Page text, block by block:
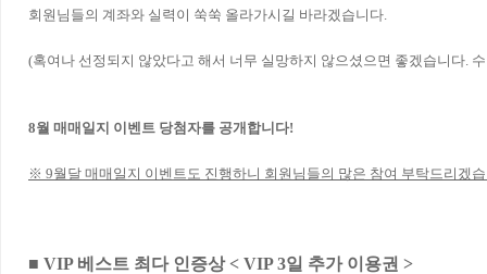
회원님들의 계좌와 실력이 쑥쑥 올라가시길 바라겠습니다.
(혹여나 선정되지 않았다고 해서 너무 실망하지 않으셨으면 좋겠습니다.
8월 매매일지 이벤트 당첨자를 공개합니다!
※ 9월달 매매일지 이벤트도 진행하니 회원님들의 많은 참여 부탁드리겠
■ VIP 베스트 최다 인증상 < VIP 3일 추가 이용권 >